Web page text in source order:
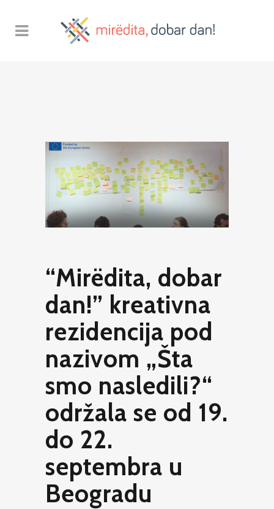
“Mirëdita, dobar
dan!” kreativna
rezidencija pod
nazivom „Šta
smo nasledili?“
održala se od 19.
do 22.
septembra u
Beogradu